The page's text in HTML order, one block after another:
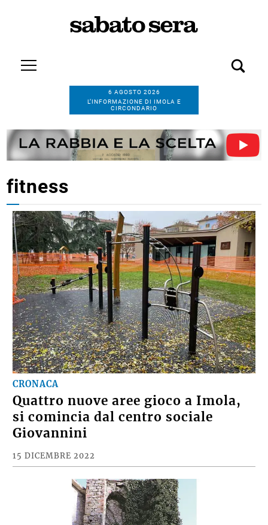
6 AGOSTO 2026
L’INFORMAZIONE DI IMOLA E
CIRCONDARIO
fitness
CRONACA
Quattro nuove aree gioco a Imola,
si comincia dal centro sociale
Giovannini
15 DICEMBRE 2022